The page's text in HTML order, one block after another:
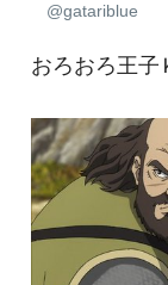
@gatariblue
おろおろ王子